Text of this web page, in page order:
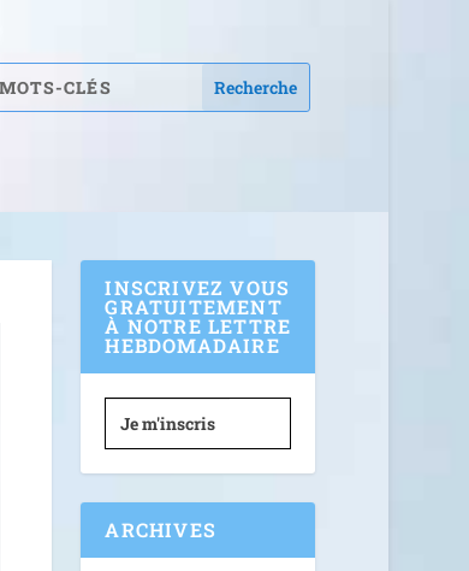
INSCRIVEZ VOUS
GRATUITEMENT
À NOTRE LETTRE
HEBDOMADAIRE
Je m'inscris
ARCHIVES